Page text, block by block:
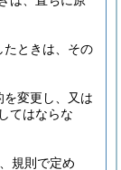
たときは、その
変更し、又は
てはならな
規則で定め